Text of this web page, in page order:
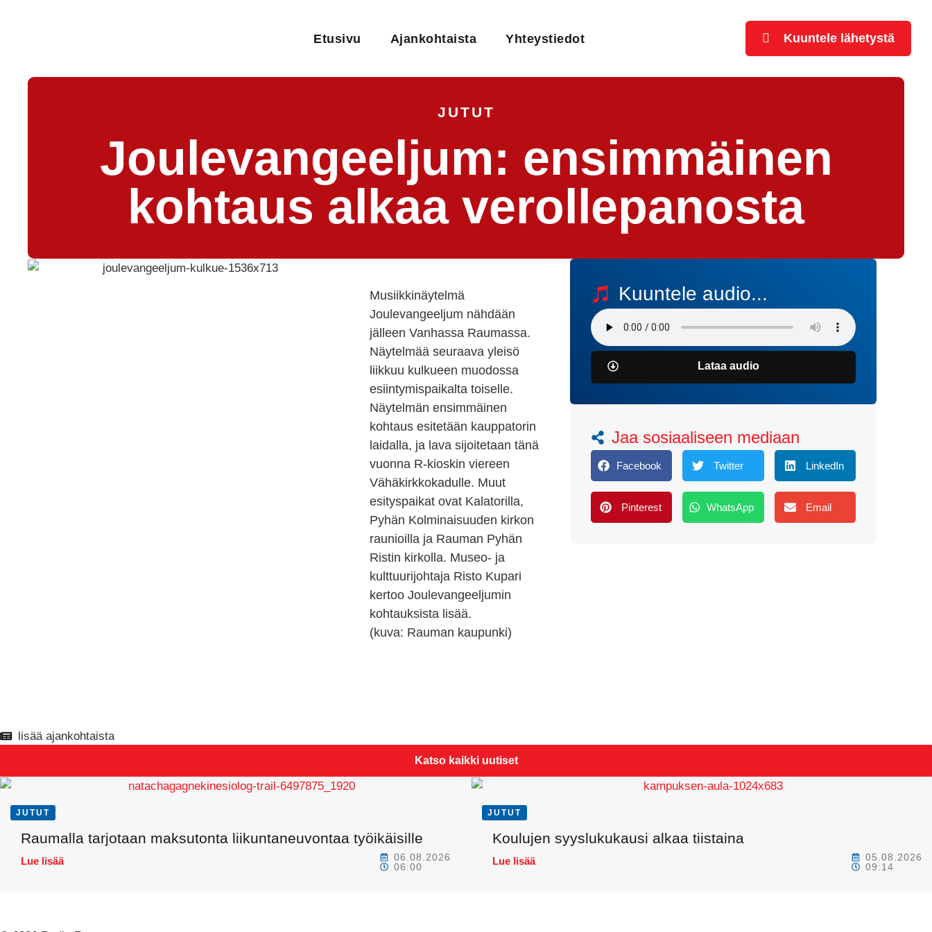
Etusivu Ajankohtaista Yhteystiedot Kuuntele lähetystä
JUTUT
Joulevangeeljum: ensimmäinen
kohtaus alkaa verollepanosta
Musiikkinäytelmä
Joulevangeeljum nähdään
jälleen Vanhassa Raumassa.
Näytelmää seuraava yleisö
liikkuu kulkueen muodossa
esiintymispaikalta toiselle.
Näytelmän ensimmäinen
kohtaus esitetään kauppatorin
laidalla, ja lava sijoitetaan tänä
vuonna R-kioskin viereen
Vähäkirkkokadulle. Muut
esityspaikat ovat Kalatorilla,
Pyhän Kolminaisuuden kirkon
raunioilla ja Rauman Pyhän
Ristin kirkolla. Museo- ja
kulttuurijohtaja Risto Kupari
kertoo Joulevangeeljumin
kohtauksista lisää.
(kuva: Rauman kaupunki)
Kuuntele audio...
Lataa audio
Jaa sosiaaliseen mediaan
Facebook Twitter LinkedIn
Pinterest WhatsApp Email
lisää ajankohtaista
Katso kaikki uutiset
JUTUT
Raumalla tarjotaan maksutonta liikuntaneuvontaa työikäisille
Lue lisää
06.08.2026
06:00
JUTUT
Koulujen syyslukukausi alkaa tiistaina
Lue lisää
05.08.2026
09:14